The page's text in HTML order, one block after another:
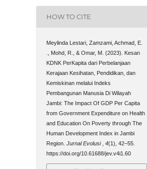
HOW TO CITE
Meylinda Lestari, Zamzami, Achmad, E.
., Mohd, R., & Omar, M. (2023). Kesan
KDNK PerKapita dari Perbelanjaan
Kerajaan Kesihatan, Pendidikan, dan
Kemiskinan melalui Indeks
Pembangunan Manusia Di Wilayah
Jambi: The Impact Of GDP Per Capita
from Government Expenditure on Health
and Education On Poverty through The
Human Development Index in Jambi
Region.Jurnal Evolusi ,4(1), 42–55.
https://doi.org/10.61688/jev.v4i1.60